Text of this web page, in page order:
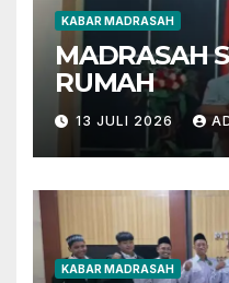
KABAR MADRASAH
MADRASAH
RUMAH
13 JULI 2026
KABAR MADRASAH